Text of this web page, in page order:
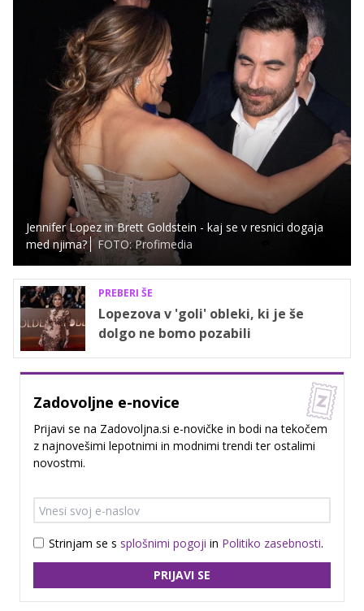
Jennifer Lopez in Brett Goldstein - kaj se v resnici dogaja
med njima?
FOTO: Profimedia
PREBERI ŠE
Lopezova v 'goli' obleki, ki je še
dolgo ne bomo pozabili
Zadovoljne e-novice
Prijavi se na Zadovoljna.si e-novičke in bodi na tekočem
z najnovešimi lepotnimi in modnimi trendi ter ostalimi
novostmi.
Strinjam se s splošnimi pogoji in Politiko zasebnosti.
PRIJAVI SE